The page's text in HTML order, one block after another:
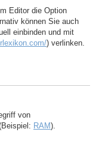
Editor die Option
können Sie auch
einbinden und mit
) verlinken.
von
RAM).